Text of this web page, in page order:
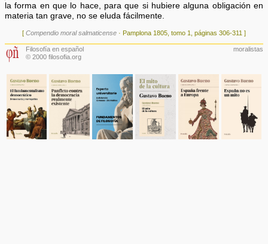
la forma en que lo hace, para que si hubiere alguna obligación en
materia tan grave, no se eluda fácilmente.
[ Compendio moral salmaticense · Pamplona 1805, tomo 1, páginas 306-311 ]
Filosofía en español
© 2000 filosofia.org
moralistas